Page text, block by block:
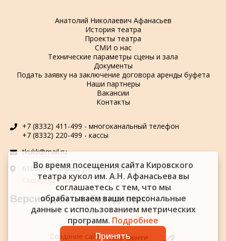
+7 (8332) 411-499 - многоканальный телефон
+7 (8332) 220-499 - кассы
tkukli@mail.ru
610000, г. Киров, ул. Спасская, 22
Схема проезда
Версия для слабовидящих
Анатолий Николаевич Афанасьев
История театра
Проекты театра
СМИ о нас
Технические параметры сцены и зала
Документы
Подать заявку на заключение договора аренды буфета
Наши партнеры
Вакансии
Контакты
Создание сайта:
Во время посещения сайта Кировского
театра кукол им. А.Н. Афанасьева вы
соглашаетесь с тем, что мы
обрабатываем ваши персональные
данные с использованием метрических
программ. Подробнее
Принять